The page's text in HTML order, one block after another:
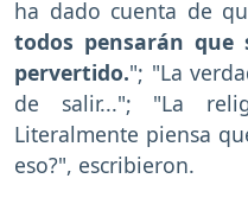
ha dado cuenta de
todos pensarán que
pervertido."; "La
de salir..."; "La
Literalmente piensa
eso?", escribieron.